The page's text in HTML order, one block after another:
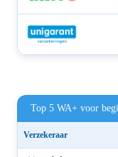
Top 5 WA+ voor
Verzekeraar